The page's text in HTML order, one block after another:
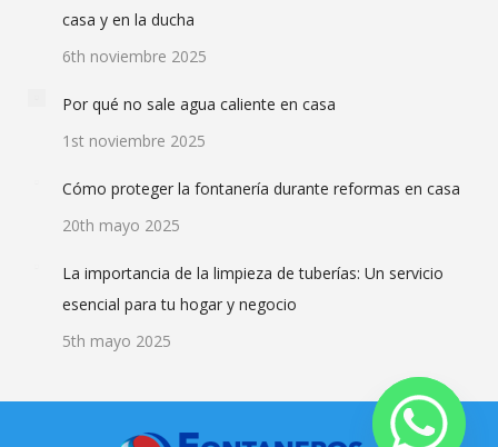
casa y en la ducha
6th noviembre 2025
Por qué no sale agua caliente en casa
1st noviembre 2025
Cómo proteger la fontanería durante reformas en casa
20th mayo 2025
La importancia de la limpieza de tuberías: Un servicio
esencial para tu hogar y negocio
5th mayo 2025